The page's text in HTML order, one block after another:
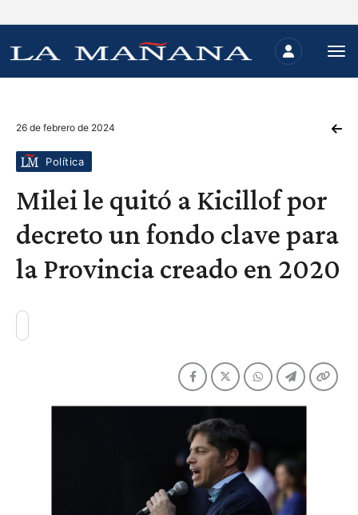
26 de febrero de 2024
Política
Milei le quitó a Kicillof por
decreto un fondo clave para
la Provincia creado en 2020